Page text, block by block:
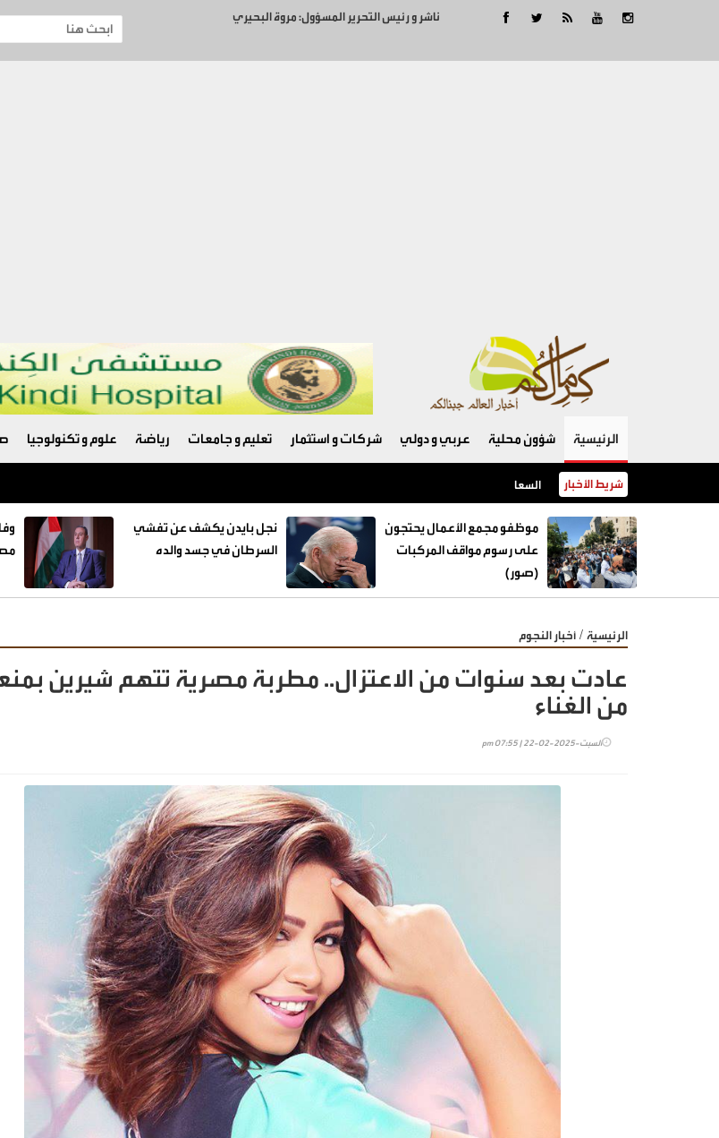
ناشر و رئيس التحرير المسؤول: مروة البحيري
الرئيسية شؤون محلية عربي و دولي شركات و استثمار تعليم و جامعات رياضة علوم و تكنولوجيا
شريط الأخبار السعايدة: إغلاق 12 محطة محروقات منذ بداية العام وضبط حالات خلط بنزين
موظفو مجمع الأعمال يحتجون
على رسوم مواقف المركبات
(صور)
نجل بايدن يكشف عن تفشي
السرطان في جسد والده
الرئيسية / أخبار النجوم
عادت بعد سنوات من الاعتزال.. مطربة مصرية تتهم شيرين
من الغناء
السبت-2025-02-22 | 07:55 pm